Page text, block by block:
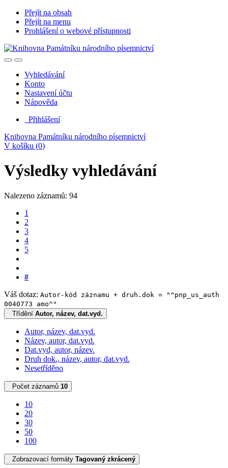
Přejít na obsah
Přejít na menu
Prohlášení o webové přístupnosti
Vyhledávání
Konto
Nastavení účtu
Nápověda
Přihlášení
Knihovna Památníku národního písemnictví
V košíku (0)
Výsledky vyhledávání
Nalezeno záznamů: 94
1
2
3
4
5
#
Váš dotaz: Autor-kód záznamu + druh.dok = "^pnp_us_auth
0040773 amo^"
Třídění Autor, název, dat.vyd.
Autor, název, dat.vyd.
Název, autor, dat.vyd.
Dat.vyd, autor, název.
Druh dok., název, autor, dat.vyd.
Nesetříděno
Počet záznamů 10
10
20
30
50
100
Zobrazovací formáty Tagovaný zkrácený